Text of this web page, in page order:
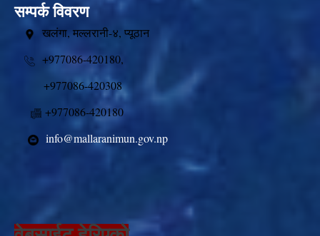
सम्पर्क विवरण
खलंगा, मल्लरानी-४, प्यूठान
+977086-420180,
+977086-420308
+977086-420180
info@mallaranimun.gov.np